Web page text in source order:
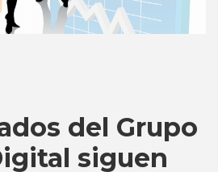
del Grupo
siguen